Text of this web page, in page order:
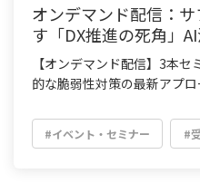
オンデマンド配信：
す「DX推進の死角」
目ない脆弱性対策とは
【オンデマンド配信】3本
的な脆弱性対策の最新アプロ
#イベント・セミナー #